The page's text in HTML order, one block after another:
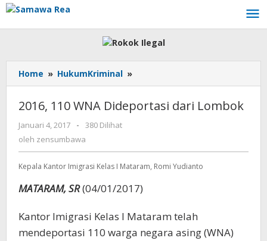
Lewati
konten
Home » HukumKriminal »
110
Dideportasi
2016, 110 WNA Dideportasi dari Lombok
Januari 4, 2017
oleh
zensumbawa
-
380 Dilihat
oleh zensumbawa
Kepala Kantor Imigrasi Kelas I Mataram, Romi Yudianto
MATARAM, SR(04/01/2017)
Kantor Imigrasi Kelas I Mataram telah
mendeportasi 110 warga negara asing (WNA)